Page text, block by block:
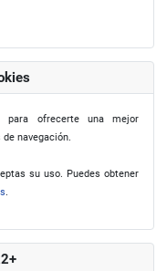
para ofrecerte una mejor
navegación.
su uso. Puedes obtener
.